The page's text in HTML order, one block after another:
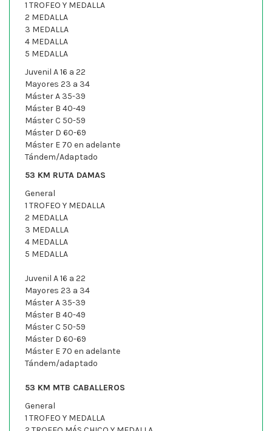
1 TROFEO Y MEDALLA
2 MEDALLA
3 MEDALLA
4 MEDALLA
5 MEDALLA
Juvenil A 16 a 22
Mayores 23 a 34
Máster A 35-39
Máster B 40-49
Máster C 50-59
Máster D 60-69
Máster E 70 en adelante
Tándem/Adaptado
53 KM RUTA DAMAS
General
1 TROFEO Y MEDALLA
2 MEDALLA
3 MEDALLA
4 MEDALLA
5 MEDALLA
Juvenil A 16 a 22
Mayores 23 a 34
Máster A 35-39
Máster B 40-49
Máster C 50-59
Máster D 60-69
Máster E 70 en adelante
Tándem/adaptado
53 KM MTB CABALLEROS
General
1 TROFEO Y MEDALLA